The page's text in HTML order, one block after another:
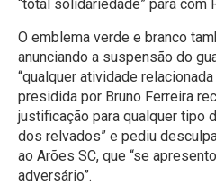
“total solidariedade” para com
O emblema verde e branco
anunciando a suspensão do
“qualquer atividade
presidida por Bruno Ferreira
justificação para qualquer tipo
dos relvados” e pediu
ao Arões SC, que “se
adversário”.